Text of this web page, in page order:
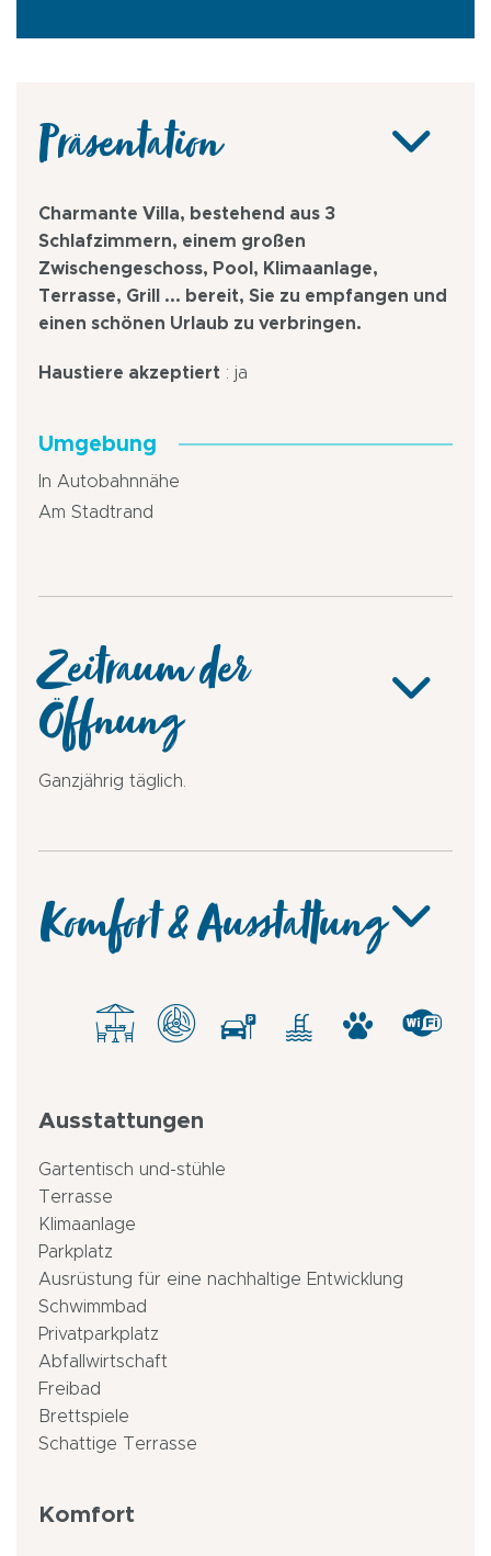
Präsentation
Charmante Villa, bestehend aus 3
Schlafzimmern, einem großen
Zwischengeschoss, Pool, Klimaanlage,
Terrasse, Grill ... bereit, Sie zu empfangen und
einen schönen Urlaub zu verbringen.
Haustiere akzeptiert : ja
Umgebung
In Autobahnnähe
Am Stadtrand
Zeitraum der
Öffnung
Ganzjährig täglich.
Komfort & Ausstattung
Ausstattungen
Gartentisch und-stühle
Terrasse
Klimaanlage
Parkplatz
Ausrüstung für eine nachhaltige Entwicklung
Schwimmbad
Privatparkplatz
Abfallwirtschaft
Freibad
Brettspiele
Schattige Terrasse
Komfort